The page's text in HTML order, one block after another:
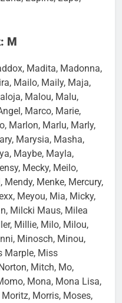
M
Madita, Madonna,
Mailo, Maily, Maja,
Malou, Malu,
Marco, Marie,
Marlon, Marlu, Marly,
Marysia, Masha,
Maybe, Mayla,
Mecky, Meilo,
Menke, Mercury,
Meyou, Mia, Micky,
Milcki Maus, Milea
Millie, Milo, Milou,
Minosch, Minou,
Marple, Miss
Mitch, Mo,
Mona, Mona Lisa,
Morris, Moses,